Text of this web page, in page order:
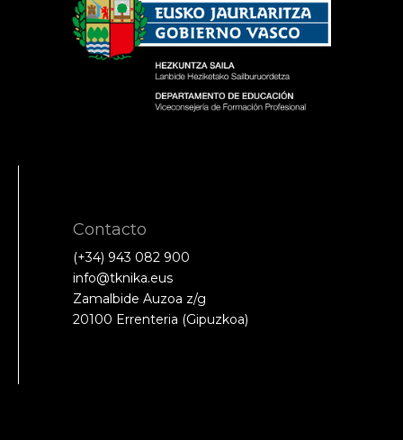
Contacto
(+34) 943 082 900
info@tknika.eus
Zamalbide Auzoa z/g
20100 Errenteria (Gipuzkoa)